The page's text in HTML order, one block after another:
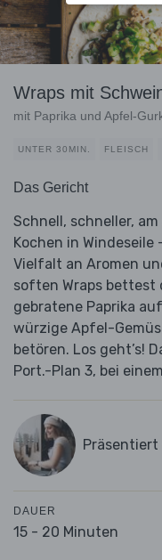
Wraps mit
mit Paprika und Apfel-
UNTER 30MIN. FLEISCH
Das Gericht
Schnell, schneller,
Kochen in
Vielfalt an Aromen
soften Wraps bettest
gebratene Paprika
würzige Apfel-
betören. Los geht’s!
Port.-Plan 3, bei
Präsentiert
DAUER
15 - 20 Minuten